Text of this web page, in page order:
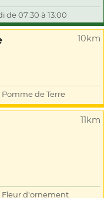
de 07:30 à 13:00
10km
Pomme de Terre
11km
Fleur d'ornement